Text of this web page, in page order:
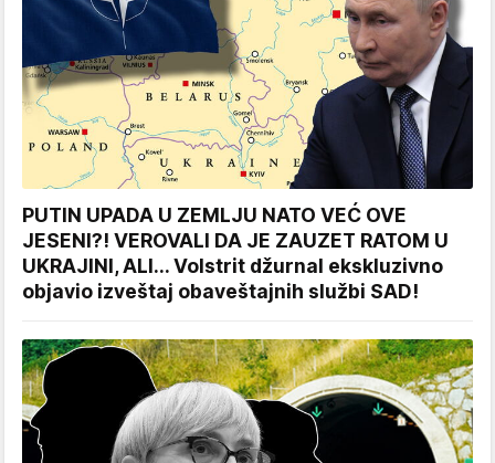
PUTIN UPADA U ZEMLJU NATO VEĆ OVE
JESENI?! VEROVALI DA JE ZAUZET RATOM U
UKRAJINI, ALI... Volstrit džurnal ekskluzivno
objavio izveštaj obaveštajnih službi SAD!